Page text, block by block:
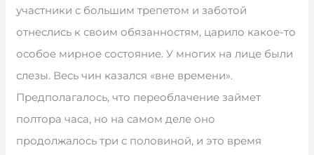
участники с большим трепетом и заботой
отнеслись к своим обязанностям, царило какое-то
особое мирное состояние. У многих на лице были
слезы. Весь чин казался «вне времени».
Предполагалось, что переоблачение займет
полтора часа, но на самом деле оно
продолжалось три с половиной, и это время